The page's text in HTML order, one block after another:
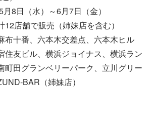
8日（水）～6月7日（金）
店舗で販売（姉妹店を含む）
布十番、六本木交差点、六本木ヒル
住友ビル、横浜ジョイナス、横浜ラン
町田グランベリーパーク、立川グリー
BAR（姉妹店）